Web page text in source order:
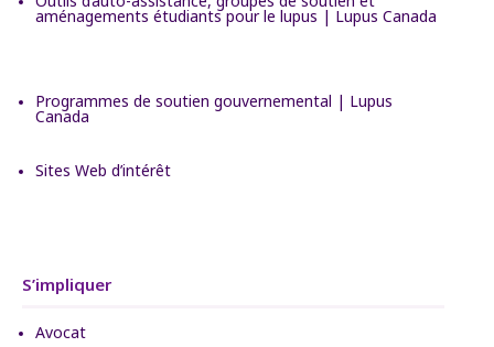
aménagements étudiants pour le lupus | Lupus Canada
Programmes de soutien gouvernemental | Lupus
Canada
Sites Web d’intérêt
S’impliquer
Avocat